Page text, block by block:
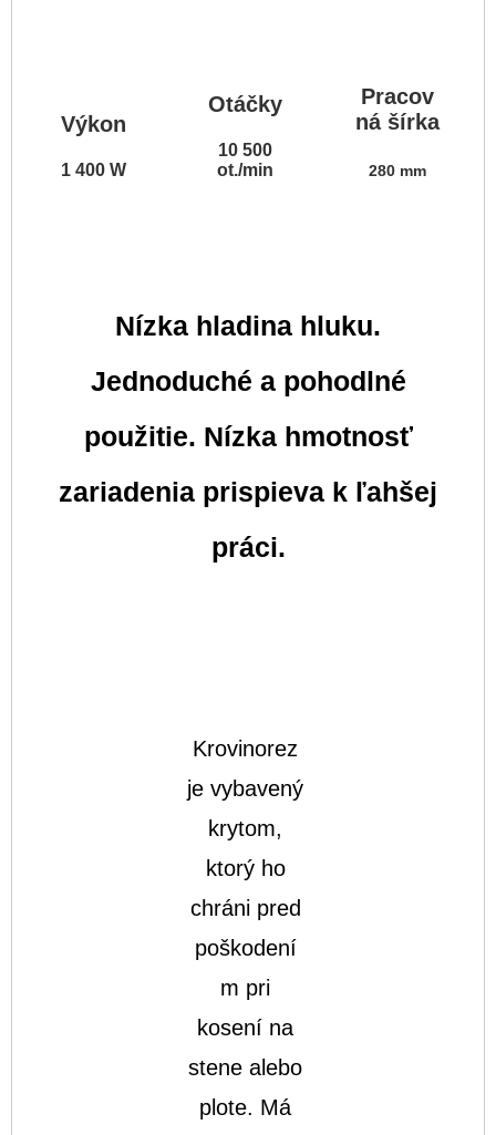
Výkon
1 400 W
Otáčky
10 500
ot./min
Pracov
ná šírka
280 mm
Nízka hladina hluku.
Jednoduché a pohodlné
použitie. Nízka hmotnosť
zariadenia prispieva k ľahšej
práci.
Krovinorez
je vybavený
krytom,
ktorý ho
chráni pred
poškodení
m pri
kosení na
stene alebo
plote. Má